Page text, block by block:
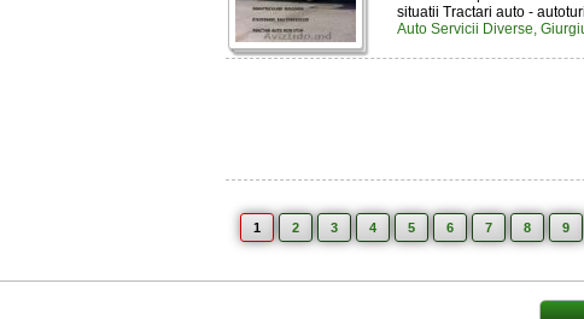
situatii Tractari auto -
Auto Servicii Diverse,
1 2 3 4 5 6 7 8 9